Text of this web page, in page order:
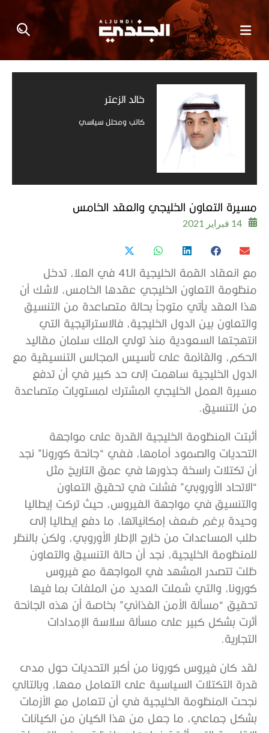
خالد الزعتر
كاتب ومحلل سياسي
مسيرة التعاون الخليجي والعقد الخامس
14 فبراير 2021
مع انعقاد القمة الخليجية الـ41 في العلا، تدخل
منظومة التعاون الخليجي عقدها الخامس، لاشك أن
هذا العقد يأتي متوجاً بحالة متصاعدة من التنسيق
والتعاون بين الدول الخليجية، فالاستراتيجية التي
انتهجتها السعودية منذ تولي الملك سلمان مقاليد
الحكم، والقائمة على تأسيس المجالس التنسيقية مع
الدول الخليجية ساهمت إلى حد كبير في أن تدفع
مسيرة العمل الخليجي المشترك لمستويات متصاعدة
من التنسيق.
أثبتت المنظومة الخليجية القدرة على مواجهة
التحديات والصمود أمامها، ففي “جائحة كورونا” نجد
أن تكتلات راسخة جذورها في عمق التاريخ مثل
“الاتحاد الأوروبي” فشلت في تحقيق التعاون
والتنسيق في مواجهة الفيروس، حيث تركت إيطاليا
وحيدة برغم ضعف إمكانياتها، ما دفع إيطاليا إلى
طلب المساعدات من خارج الإطار الأوروبي، ولكن بالنظر
للمنظومة الخليجية، نجد أن حالة التنسيق والتعاون
ظلت تتصدر المشهد في المواجهة مع فيروس
كورونا، والتي شملت العديد من الملفات بما فيها
تحقيق “مسألة الأمن الغذائي” بخاصة أن هذه الجائحة
أثرت بشكل كبير على مسألة سلاسة الإمدادات
التجارية.
لقد كان فيروس كورونا من أكبر التحديات حول مدى
قدرة التكتلات السياسية على التعامل معها، وبالتالي
نجحت المنظومة الخليجية في أن تتعامل مع الأزمات
بشكل جماعي، ما جعل من هذا الكيان من الكيانات